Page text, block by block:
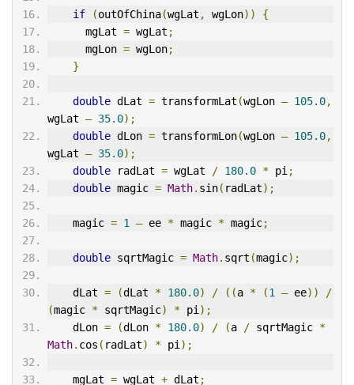
if (outOfChina(wgLat , wgLon))
{
      mgLat
= wgLat ;
      mgLon
= wgLon;
}
double dLat = transformLat (wgLon – 105.0,
wgLat – 35.0);
double dLon = transformLon(wgLon – 105.0,
wgLat – 35.0);
double radLat = wgLat / 180.0 * pi ;
double magic = Math. sin( radLat);
    magic
= 1 – ee * magic * magic;
double sqrtMagic = Math. sqrt (magic);
    dLat
= (dLat * 180.0) / ((a * (1 – ee))
/
(magic * sqrtMagic) * pi );
    dLon
= (dLon * 180.0) / (a / sqrtMagic *
Math. cos ( radLat) * pi );
    mgLat
= wgLat + dLat ;